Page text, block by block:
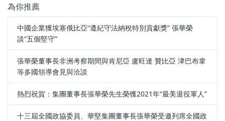
為你推薦
中國企業獲埃塞俄比亞“遵紀守法納稅特別貢獻獎” 張華榮
談“五個堅守”
張華榮董事長非洲考察期間與肯尼亞 盧旺達 贊比亞 津巴布韋
等多國領導會見與洽談
熱烈祝賀：集團董事長張華榮先生榮獲2021年“最美退役軍人”
十三屆全國政協委員、華堅集團董事長張華榮受邀列席全國政